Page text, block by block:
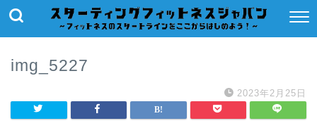
img_5227
2023年2月25日